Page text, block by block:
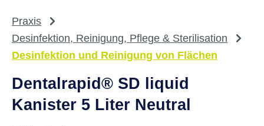
Praxis
Desinfektion, Reinigung, Pflege & Sterilisation
Desinfektion und Reinigung von Flächen
Dentalrapid® SD liquid
Kanister 5 Liter Neutral